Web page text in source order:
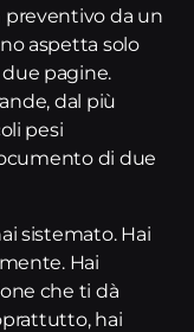
preventivo da un
aspetta solo
pagine.
dal più
pesi
di due
sistemato. Hai
Hai
che ti dà
hai